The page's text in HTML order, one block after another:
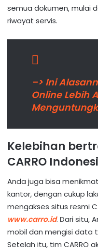
semua dokumen, mulai
riwayat servis.
–> Ini
Online Lebih
Kelebihan
CARRO
Anda juga bisa
kantor, dengan cukup
mengakses situs resmi
www.carro.id. Dari situ,
mobil dan mengisi data
Setelah itu, tim CARRO